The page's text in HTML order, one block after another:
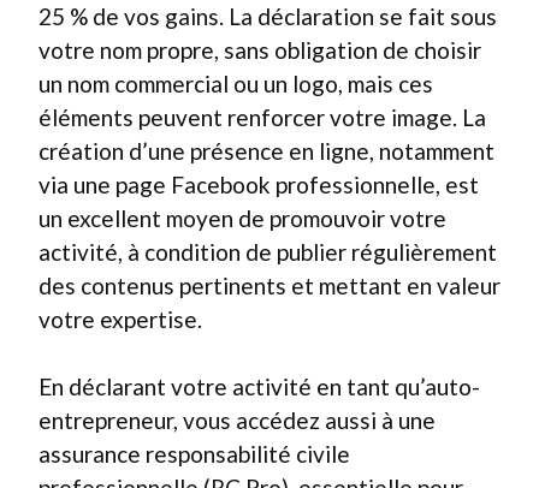
25 % de vos gains. La déclaration se fait sous
votre nom propre, sans obligation de choisir
un nom commercial ou un logo, mais ces
éléments peuvent renforcer votre image. La
création d’une présence en ligne, notamment
via une page Facebook professionnelle, est
un excellent moyen de promouvoir votre
activité, à condition de publier régulièrement
des contenus pertinents et mettant en valeur
votre expertise.
En déclarant votre activité en tant qu’auto-
entrepreneur, vous accédez aussi à une
assurance responsabilité civile